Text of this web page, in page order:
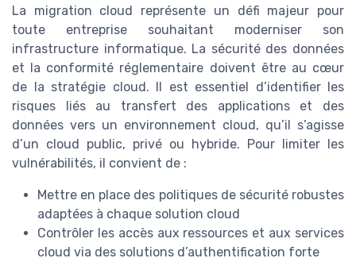
La migration cloud représente un défi majeur pour
toute entreprise souhaitant moderniser son
infrastructure informatique. La sécurité des données
et la conformité réglementaire doivent être au cœur
de la stratégie cloud. Il est essentiel d’identifier les
risques liés au transfert des applications et des
données vers un environnement cloud, qu’il s’agisse
d’un cloud public, privé ou hybride. Pour limiter les
vulnérabilités, il convient de :
Mettre en place des politiques de sécurité robustes
adaptées à chaque solution cloud
Contrôler les accès aux ressources et aux services
cloud via des solutions d’authentification forte